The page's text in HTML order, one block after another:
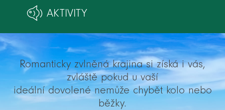
AKTIVITY
Romanticky zvlněná krajina si získá i vás,
zvláště pokud u vaší
ideální dovolené nemůže chybět kolo nebo
běžky.